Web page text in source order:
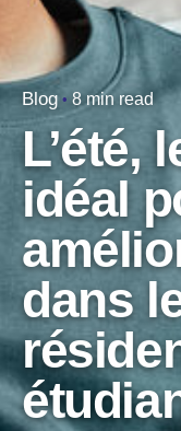
Blog 8 min read
L’été,
idéal
dans